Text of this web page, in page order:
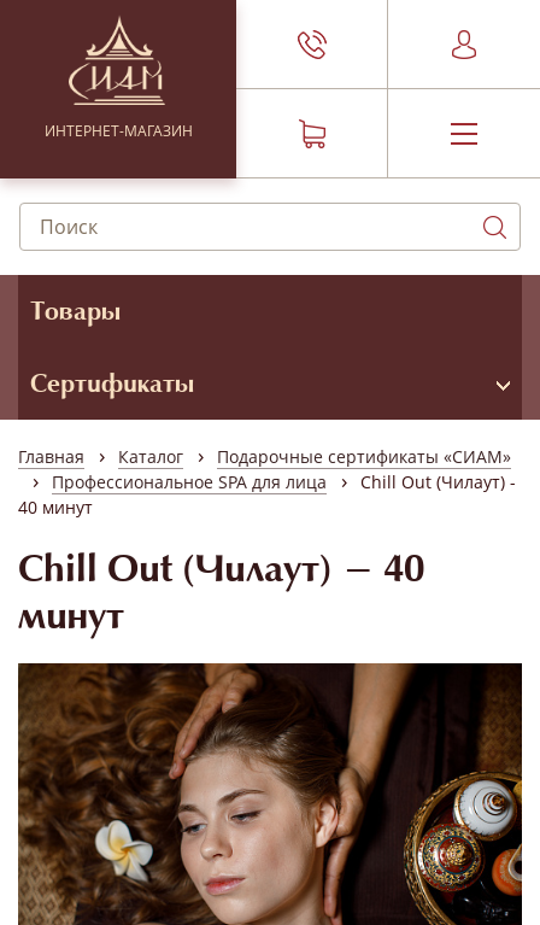
ИНТЕРНЕТ-МАГАЗИН
Товары
Сертификаты
Главная › Каталог › Подарочные сертификаты «СИАМ»
› Профессиональное SPA для лица ›
Chill Out (Чилаут) -
40 минут
Chill Out (Чилаут) - 40
минут